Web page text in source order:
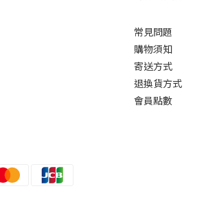
常見問題
購物須知
寄送方式
退換貨方式
會員點數